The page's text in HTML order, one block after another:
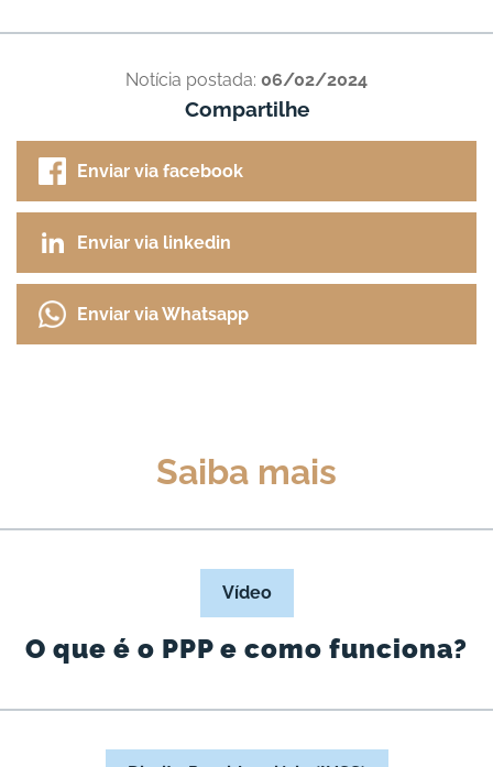
Notícia postada: 06/02/2024
Compartilhe
Enviar via facebook
Enviar via linkedin
Enviar via Whatsapp
Saiba mais
Vídeo
O que é o PPP e como funciona?